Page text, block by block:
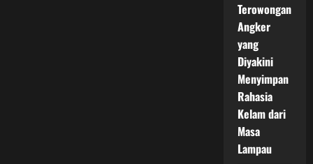
Terowongan
Angker
yang
Diyakini
Menyimpan
Rahasia
Kelam dari
Masa
Lampau